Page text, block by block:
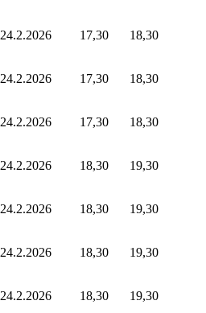
24.2.2026 17,30 18,30
24.2.2026 17,30 18,30
24.2.2026 17,30 18,30
24.2.2026 18,30 19,30
24.2.2026 18,30 19,30
24.2.2026 18,30 19,30
24.2.2026 18,30 19,30